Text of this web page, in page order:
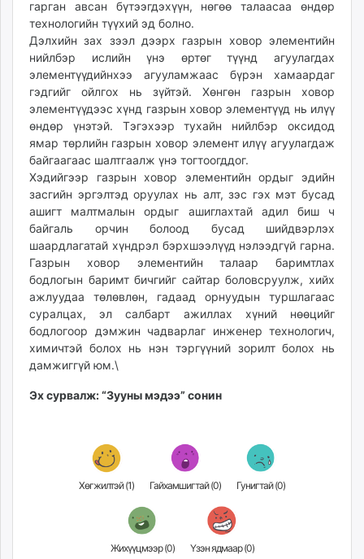
гарган авсан бүтээгдэхүүн, нөгөө талаасаа өндөр
технологийн түүхий эд болно.
Дэлхийн зах зээл дээрх газрын ховор элементийн
нийлбэр ислийн үнэ өртөг түүнд агуулагдах
элементүүдийнхээ агууламжаас бүрэн хамаардаг
гэдгийг ойлгох нь зүйтэй. Хөнгөн газрын ховор
элементүүдээс хүнд газрын ховор элементүүд нь илүү
өндөр үнэтэй. Тэгэхээр тухайн нийлбэр оксидод
ямар төрлийн газрын ховор элемент илүү агуулагдаж
байгаагаас шалтгаалж үнэ тогтоогддог.
Хэдийгээр газрын ховор элементийн ордыг эдийн
засгийн эргэлтэд оруулах нь алт, зэс гэх мэт бусад
ашигт малтмалын ордыг ашиглахтай адил биш ч
байгаль орчин болоод бусад шийдвэрлэх
шаардлагатай хүндрэл бэрхшээлүүд нэлээдгүй гарна.
Газрын ховор элементийн талаар баримтлах
бодлогын баримт бичгийг сайтар боловсруулж, хийх
ажлуудаа төлөвлөн, гадаад орнуудын туршлагаас
суралцах, эл салбарт ажиллах хүний нөөцийг
бодлогоор дэмжин чадварлаг инженер технологич,
химичтэй болох нь нэн тэргүүний зорилт болох нь
дамжиггүй юм.\
Эх сурвалж: “Зууны мэдээ” сонин
Хөгжилтэй (1) Гайхамшигтай (0) Гунигтай (0)
Жихүүцмээр (0) Үзэн ядмаар (0)